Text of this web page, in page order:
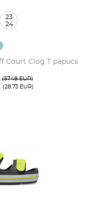
Court Clog T papucs
(57.48 EUR)
(28.73 EUR)
23
24